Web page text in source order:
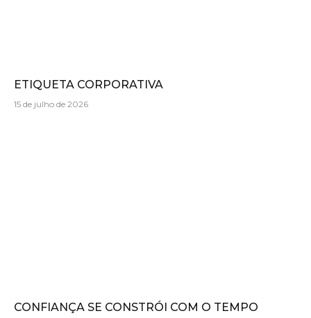
ETIQUETA CORPORATIVA
15 de julho de 2026
CONFIANÇA SE CONSTRÓI COM O TEMPO